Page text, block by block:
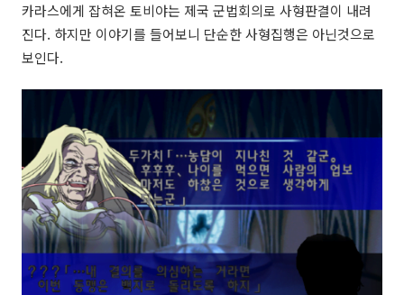
카라스에게 잡혀온 토비야는 제국 군법회의로 사형판결이 내려
진다. 하지만 이야기를 들어보니 단순한 사형집행은 아닌것으로
보인다.